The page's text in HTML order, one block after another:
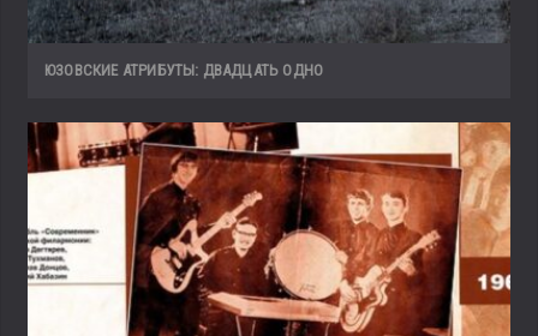
ЮЗОВСКИЕ АТРИБУТЫ: ДВАДЦАТЬ ОДНО